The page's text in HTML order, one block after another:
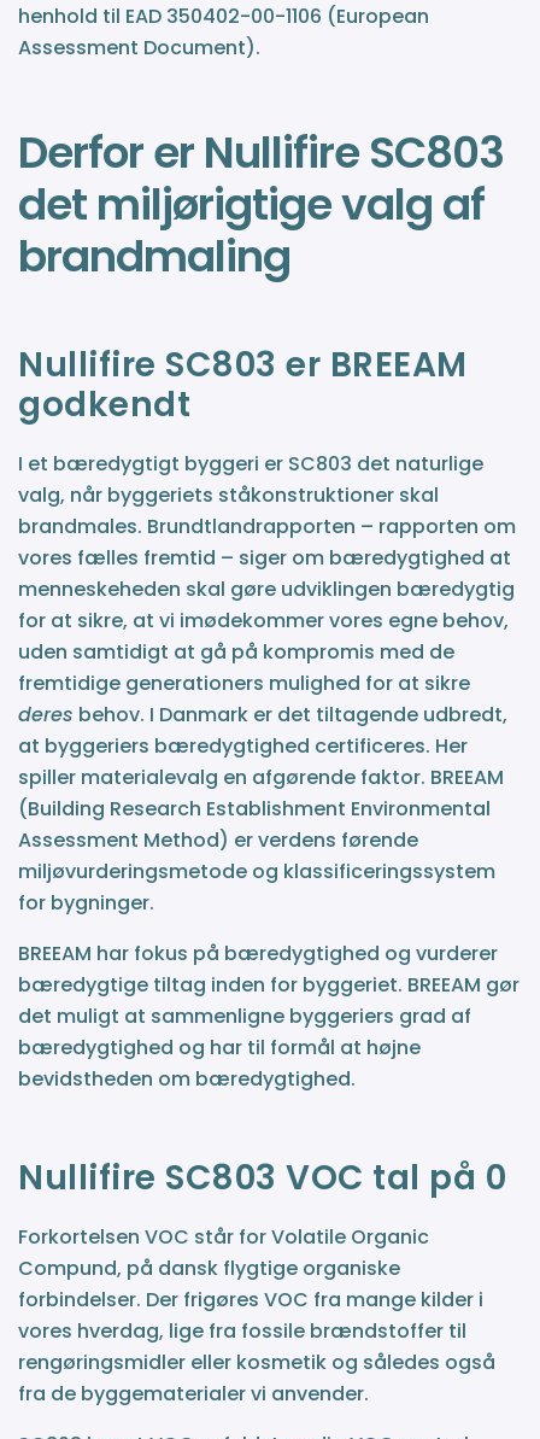
henhold til EAD 350402-00-1106 (European
Assessment Document).
Derfor er Nullifire SC803
det miljørigtige valg af
brandmaling
Nullifire SC803 er BREEAM
godkendt
I et bæredygtigt byggeri er SC803 det naturlige
valg, når byggeriets ståkonstruktioner skal
brandmales. Brundtlandrapporten – rapporten om
vores fælles fremtid – siger om bæredygtighed at
menneskeheden skal gøre udviklingen bæredygtig
for at sikre, at vi imødekommer vores egne behov,
uden samtidigt at gå på kompromis med de
fremtidige generationers mulighed for at sikre
deres behov. I Danmark er det tiltagende udbredt,
at byggeriers bæredygtighed certificeres. Her
spiller materialevalg en afgørende faktor. BREEAM
(Building Research Establishment Environmental
Assessment Method) er verdens førende
miljøvurderingsmetode og klassificeringssystem
for bygninger.
BREEAM har fokus på bæredygtighed og vurderer
bæredygtige tiltag inden for byggeriet. BREEAM gør
det muligt at sammenligne byggeriers grad af
bæredygtighed og har til formål at højne
bevidstheden om bæredygtighed.
Nullifire SC803 VOC tal på 0
Forkortelsen VOC står for Volatile Organic
Compund, på dansk flygtige organiske
forbindelser. Der frigøres VOC fra mange kilder i
vores hverdag, lige fra fossile brændstoffer til
rengøringsmidler eller kosmetik og således også
fra de byggematerialer vi anvender.